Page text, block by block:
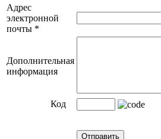
Адрес
электронной
почты *
Дополнительная
информация
Код